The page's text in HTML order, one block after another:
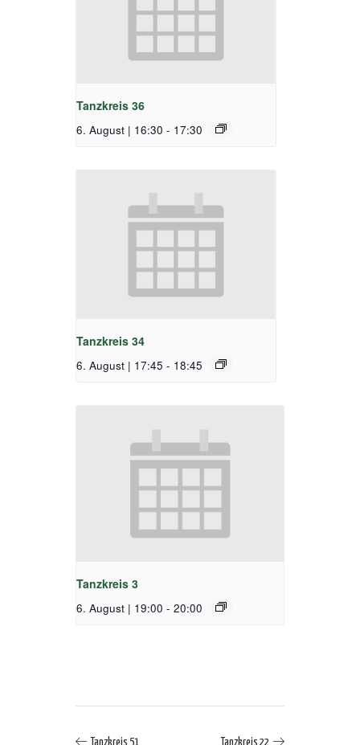
Tanzkreis 36
6. August | 16:30 - 17:30
Tanzkreis 34
6. August | 17:45 - 18:45
Tanzkreis 3
6. August | 19:00 - 20:00
Tanzkreis 51 Tanzkreis 22